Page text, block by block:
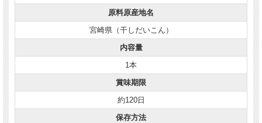
原料原産地名
宮崎県（干しだいこん）
内容量
1本
賞味期限
約120日
保存方法